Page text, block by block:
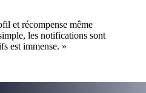
et récompense même
les notifications sont
est immense. »